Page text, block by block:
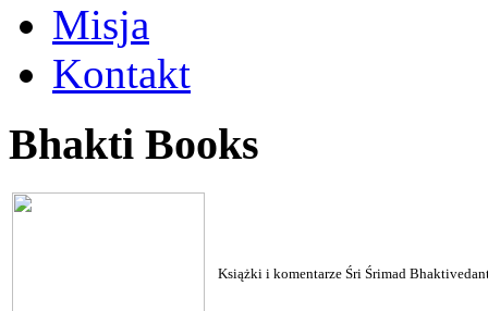
Misja
Kontakt
Bhakti Books
Książki i komentarze Śri Śrimad